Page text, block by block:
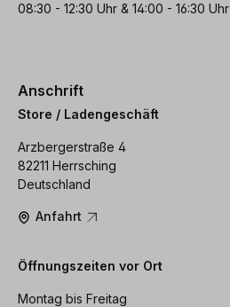
08:30 - 12:30 Uhr & 14:00 - 16:30 Uhr
Anschrift
Store / Ladengeschäft
Arzbergerstraße 4
82211 Herrsching
Deutschland
Anfahrt
Öffnungszeiten vor Ort
Montag bis Freitag